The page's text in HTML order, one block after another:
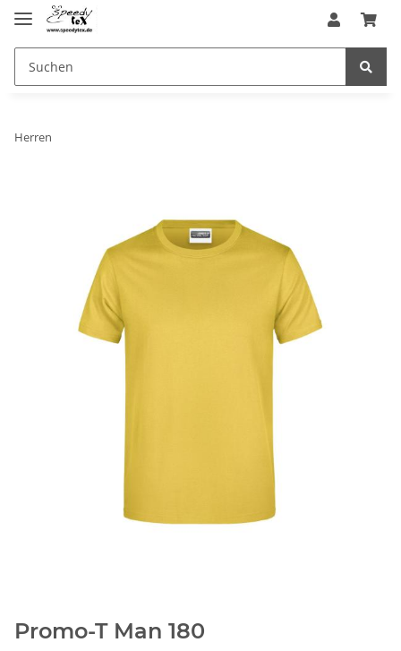
Herren
Promo-T Man 180